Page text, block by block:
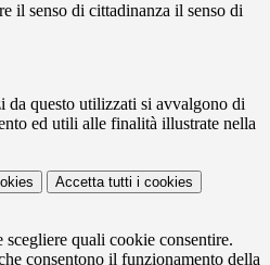
il senso di cittadinanza il senso di
da questo utilizzati si avvalgono di
ed utili alle finalità illustrate nella
Accetta tutti i cookies
scegliere quali cookie consentire.
consentono il funzionamento della